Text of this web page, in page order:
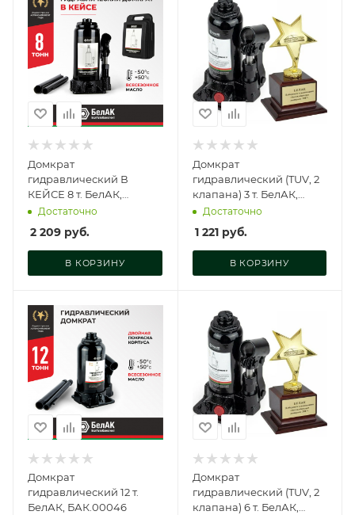
Домкрат
гидравлический В
КЕЙСЕ 8 т. БелАК,
БАК.10044
Достаточно
2 209 руб.
В КОРЗИНУ
Домкрат
гидравлический (TUV, 2
клапана) 3 т. БелАК,
БАК.00027
Достаточно
1 221руб.
В КОРЗИНУ
Домкрат
гидравлический 12 т.
БелАК, БАК.00046
Домкрат
гидравлический (TUV, 2
клапана) 6 т. БелАК,